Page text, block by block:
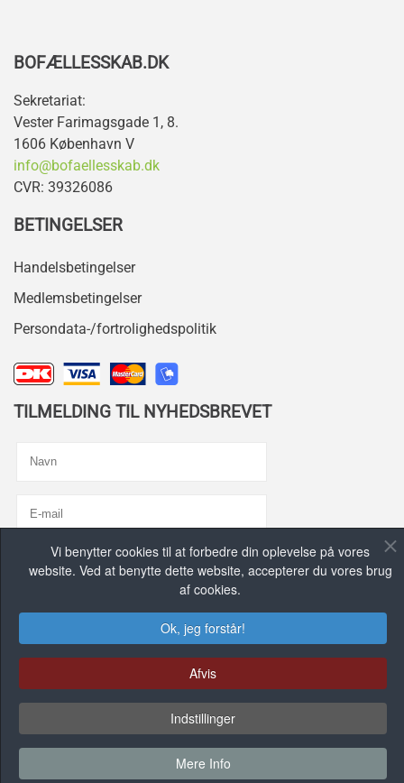
Vi benytter cookies til at forbedre din oplevelse på vores
website. Ved at benytte dette website, accepterer du vores brug
af cookies.
Ok, jeg forstår!
Afvis
Indstillinger
Mere Info
BOFÆLLESSKAB.DK
Sekretariat:
Vester Farimagsgade 1, 8.
1606 København V
info@bofaellesskab.dk
CVR: 39326086
BETINGELSER
Handelsbetingelser
Medlemsbetingelser
Persondata-/fortrolighedspolitik
TILMELDING TIL NYHEDSBREVET
Jeg er enig medPrivatlivspolitik
FIND OS PÅ DE SOCIALE MEDIER